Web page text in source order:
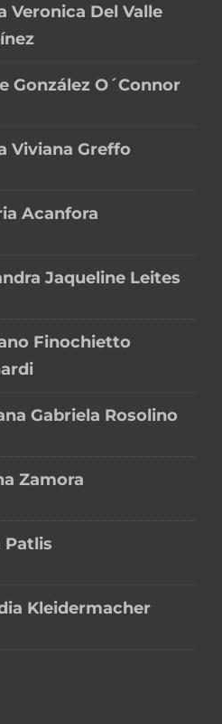
Veronica Del Valle
González O´Connor
Viviana Greffo
Acanfora
Jaqueline Leites
Finochietto
Gabriela Rosolino
Zamora
Patlis
Kleidermacher